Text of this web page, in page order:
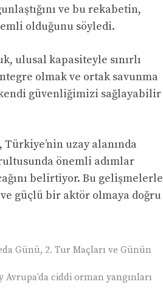
ve bu rekabetin,
olduğunu söyledi.
ulusal kapasiteyle sınırlı
olmak ve ortak savunma
güvenliğimizi sağlayabilir
Türkiye’nin uzay alanında
önemli adımlar
belirtiyor. Bu gelişmelerle
güçlü bir aktör olmaya doğru
Günü, 2. Tur Maçları ve Günün
Avrupa’da ciddi orman yangınları